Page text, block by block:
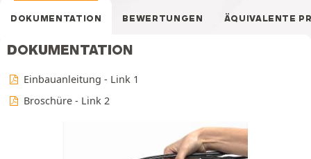
DOKUMENTATION BEWERTUNGEN ÄQUIVALENTE
DOKUMENTATION
Einbauanleitung - Link 1
Broschüre - Link 2